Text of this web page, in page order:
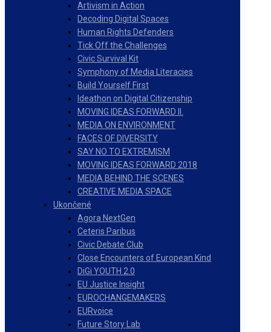
Artivism in Action
Decoding Digital Spaces
Human Rights Defenders
Tick Off the Challenges
Civic Survival Kit
Symphony of Media Literacies
Build Yourself First
Ideathon on Digital Citizenship
MOVING IDEAS FORWARD II.
MEDIA ON ENVIRONMENT
FACES OF DIVERSITY
SAY NO TO EXTREMISM
MOVING IDEAS FORWARD 2018
MEDIA BEHIND THE SCENES
CREATIVE MEDIA SPACE
Ukončené
Agora NextGen
Ceteris Paribus
Civic Debate Club
Close Encounters of European Kind
DiGi YOUTH 2.0
EU Justice Insight
EUROCHANGEMAKERS
EURvoice
Future Story Lab